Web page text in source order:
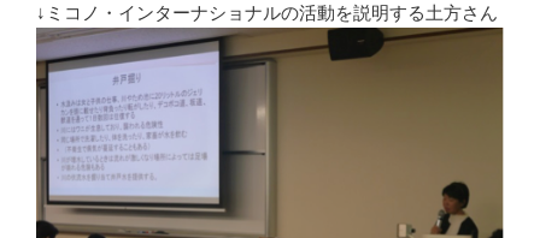
↓ミコノ・インターナショナルの活動を説明する土方さん